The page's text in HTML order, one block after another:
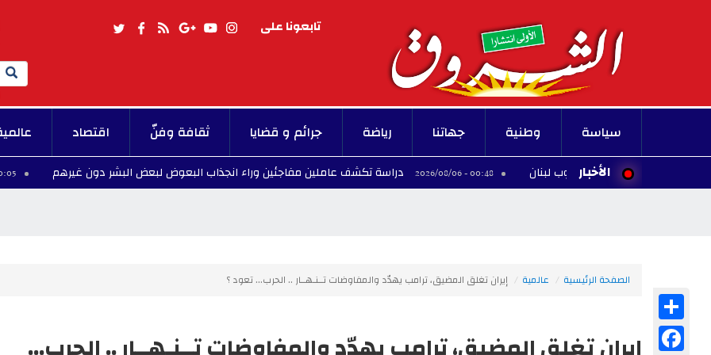
تابعونا على
Search
سياسة وطنية جهاتنا رياضة جرائم و قضايا ثقافة وفنّ اقتصاد
الأخبار
00:48 - 2026/08/06 دراسة تكشف عاملين مفاجئين وراء انجذاب البعوض لبعض البشر دون غيرهم 00:05 - 2026/08/06
الصفحة الرئيسية عالمية إيران تغلق المضيق، ترامب يهدّد والمفاوضات تــنـهــار .. الحرب... تعود ؟
Facebook